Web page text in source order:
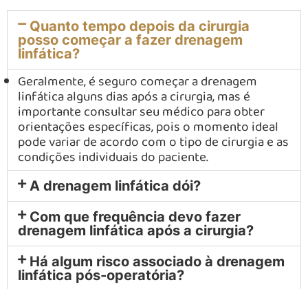
Quanto tempo depois da cirurgia
posso começar a fazer drenagem
linfática?
Geralmente, é seguro começar a drenagem
linfática alguns dias após a cirurgia, mas é
importante consultar seu médico para obter
orientações específicas, pois o momento ideal
pode variar de acordo com o tipo de cirurgia e as
condições individuais do paciente.
A drenagem linfática dói?
Com que frequência devo fazer
drenagem linfática após a cirurgia?
Há algum risco associado à drenagem
linfática pós-operatória?